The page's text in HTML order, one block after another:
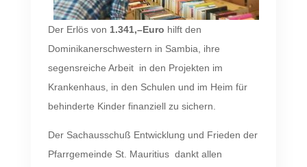
Der Erlös von 1.341,–Euro hilft den
Dominikanerschwestern in Sambia, ihre
segensreiche Arbeit in den Projekten im
Krankenhaus, in den Schulen und im Heim für
behinderte Kinder finanziell zu sichern.
Der Sachausschuß Entwicklung und Frieden der
Pfarrgemeinde St. Mauritius dankt allen